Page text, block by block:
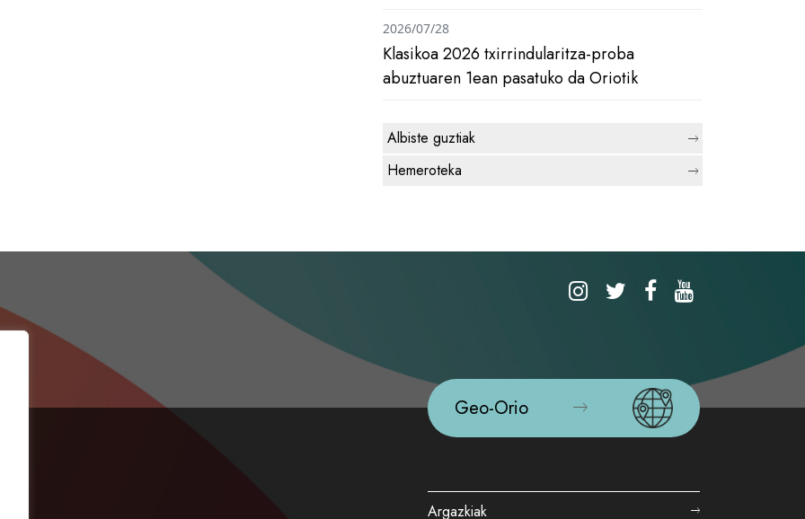
Klasikoa 2026 txirrindularitza-proba
abuztuaren 1ean pasatuko da Oriotik
2026/07/28
Albiste guztiak
Hemeroteka
Geo-Orio
Argazkiak